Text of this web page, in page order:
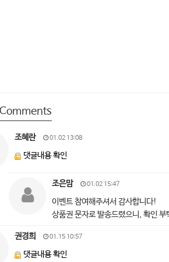
Comments
조혜란 01.02 13:08
댓글내용 확인
조은맘 01.02 15:47
이벤트 참여해주셔서 감사합니다!
상품권 문자로 발송드렸으니, 확인
권경희 01.15 10:57
댓글내용 확인